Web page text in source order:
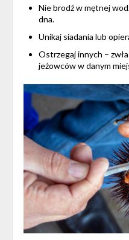
Nie brodź w mętnej
dna.
Unikaj siadania lub
Ostrzegaj innych –
jeżowców w danym